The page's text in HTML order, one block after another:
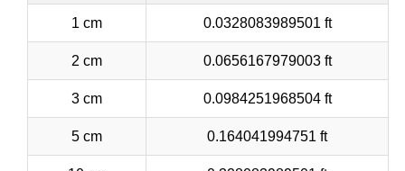
1 cm 0.0328083989501 ft
2 cm 0.0656167979003 ft
3 cm 0.0984251968504 ft
5 cm 0.164041994751 ft